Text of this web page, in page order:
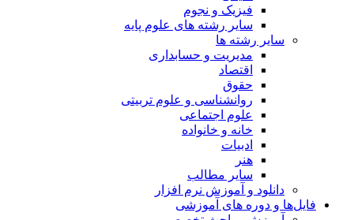
فیزیک و نجوم
سایر رشته های علوم پایه
سایر رشته ها
مدیریت و حسابداری
اقتصاد
حقوق
روانشناسی و علوم تربیتی
علوم اجتماعی
خانه و خانواده
ادبیات
هنر
سایر مطالب
دانلود و آموزش نرم افزار
فایل‌ها و دوره های آموزشی